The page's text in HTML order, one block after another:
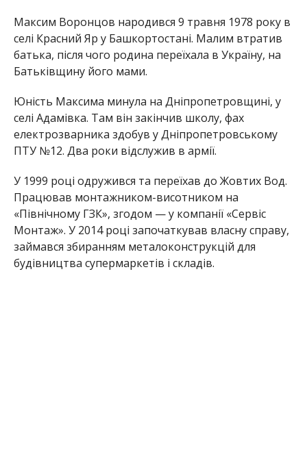
Максим Воронцов народився 9 травня 1978 року в
селі Красний Яр у Башкортостані. Малим втратив
батька, після чого родина переїхала в Україну, на
Батьківщину його мами.
Юність Максима минула на Дніпропетровщині, у
селі Адамівка. Там він закінчив школу, фах
електрозварника здобув у Дніпропетровському
ПТУ №12. Два роки відслужив в армії.
У 1999 році одружився та переїхав до Жовтих Вод.
Працював монтажником-висотником на
«Північному ГЗК», згодом — у компанії «Сервіс
Монтаж». У 2014 році започаткував власну справу,
займався збиранням металоконструкцій для
будівництва супермаркетів і складів.